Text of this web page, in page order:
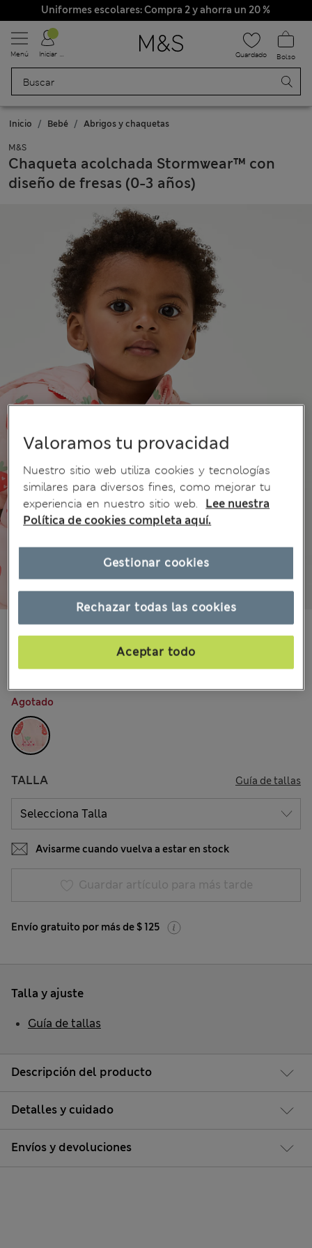
Uniformes escolares: Compra 2 y ahorra un 20 %
Menú Iniciar sesión Guardado Bolso
Inicio Bebé Abrigos y chaquetas
M&S
Chaqueta acolchada Stormwear™ con
diseño de fresas (0-3 años)
$38.99
COLOR: Salmón
Agotado
TALLA Guía de tallas
Avisarme cuando vuelva a estar en stock
Guardar artículo para más tarde
Envío gratuito por más de $ 125
Descripción del producto
Detalles y cuidado
Envíos y devoluciones
Talla y ajuste
Guía de tallas
Valoramos tu provacidad
Nuestro sitio web utiliza cookies y tecnologías
similares para diversos fines, como mejorar tu
experiencia en nuestro sitio web.
Lee nuestra
Política de cookies completa aquí.
Rechazar todas las cookies
Aceptar todo
Gestionar cookies